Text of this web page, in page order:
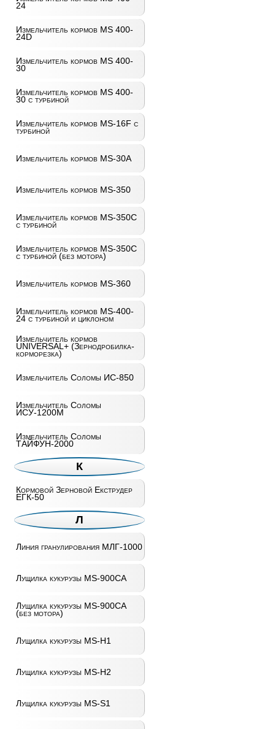
24
Измельчитель кормов MS 400-
24D
Измельчитель кормов MS 400-
30
Измельчитель кормов MS 400-
30 с турбиной
Измельчитель кормов MS-16F с
турбиной
Измельчитель кормов MS-30A
Измельчитель кормов MS-350
Измельчитель кормов MS-350C
с турбиной
Измельчитель кормов MS-350C
с турбиной (без мотора)
Измельчитель кормов MS-360
Измельчитель кормов MS-400-
24 с турбиной и циклоном
Измельчитель кормов
UNIVERSAL+ (Зернодробилка-
корморезка)
Измельчитель Соломы ИС-850
Измельчитель Соломы
ИСУ-1200М
Измельчитель Соломы
ТАЙФУН-2000
К
Кормовой Зерновой Екструдер
ЕГК-50
Л
Линия гранулирования МЛГ-1000
Лущилка кукурузы MS-900CA
Лущилка кукурузы MS-900CA
(без мотора)
Лущилка кукурузы MS-H1
Лущилка кукурузы MS-H2
Лущилка кукурузы MS-S1